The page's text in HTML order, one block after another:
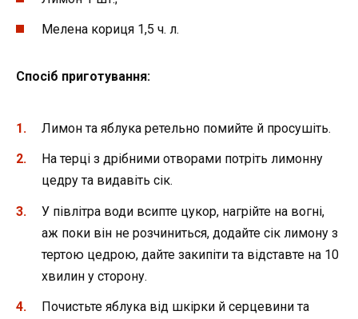
Мелена кориця 1,5 ч. л.
Спосіб приготування:
Лимон та яблука ретельно помийте й просушіть.
На терці з дрібними отворами потріть лимонну
цедру та видавіть сік.
У півлітра води всипте цукор, нагрійте на вогні,
аж поки він не розчиниться, додайте сік лимону з
тертою цедрою, дайте закипіти та відставте на 10
хвилин у сторону.
Почистьте яблука від шкірки й серцевини та